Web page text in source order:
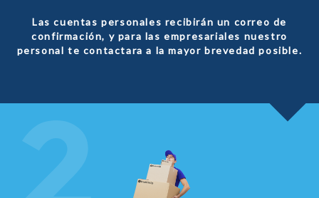
Las cuentas personales recibirán un correo de
confirmación, y para las empresariales nuestro
personal te contactara a la mayor brevedad posible.